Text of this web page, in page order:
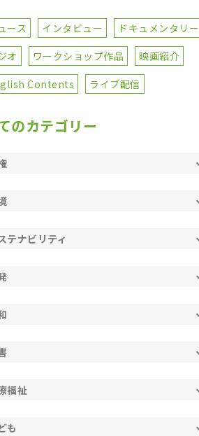
ース インタビュー
ドキュメンタリー
オ
ワークショップ作品
映画紹介
Contents
ライブ配信
のカテゴリー
テナビリティ
福祉
も